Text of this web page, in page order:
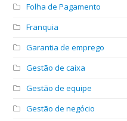
Folha de Pagamento
Franquia
Garantia de emprego
Gestão de caixa
Gestão de equipe
Gestão de negócio